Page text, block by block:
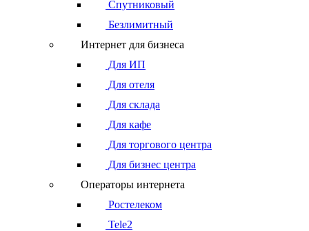
Спутниковый
Безлимитный
Интернет для бизнеса
Для ИП
Для отеля
Для склада
Для кафе
Для торгового центра
Для бизнес центра
Операторы интернета
Ростелеком
Tele2